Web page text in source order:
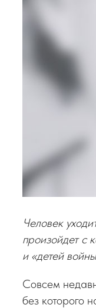
Человек
произойдет с
и «детей
Совсем
без которого